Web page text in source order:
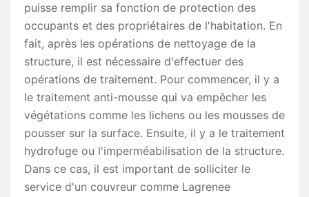
puisse remplir sa fonction de protection des
occupants et des propriétaires de l'habitation. En
fait, après les opérations de nettoyage de la
structure, il est nécessaire d'effectuer des
opérations de traitement. Pour commencer, il y a
le traitement anti-mousse qui va empêcher les
végétations comme les lichens ou les mousses de
pousser sur la surface. Ensuite, il y a le traitement
hydrofuge ou l'imperméabilisation de la structure.
Dans ce cas, il est important de solliciter le
service d'un couvreur comme Lagrenee